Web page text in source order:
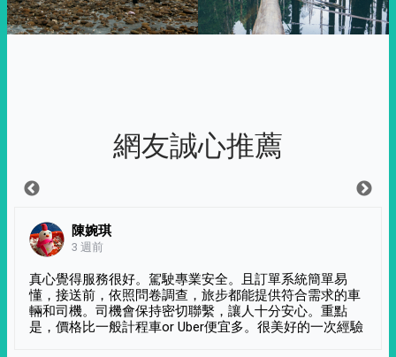
網友誠心推薦
陳婉琪
3 週前
真心覺得服務很好。駕駛專業安全。且訂單系統簡單易
懂，接送前，依照問卷調查，旅步都能提供符合需求的車
輛和司機。司機會保持密切聯繫，讓人十分安心。重點
是，價格比一般計程車or Uber便宜多。很美好的一次經驗